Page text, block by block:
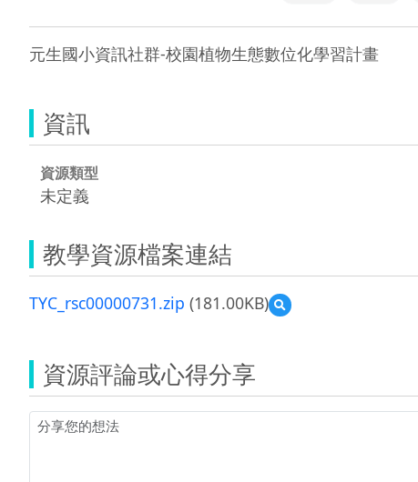
元生國小資訊社群-校園植物生態數位化學習計畫
資訊
資源類型
未定義
教學資源檔案連結
TYC_rsc00000731.zip (181.00KB)
預
覽
資源評論或心得分享